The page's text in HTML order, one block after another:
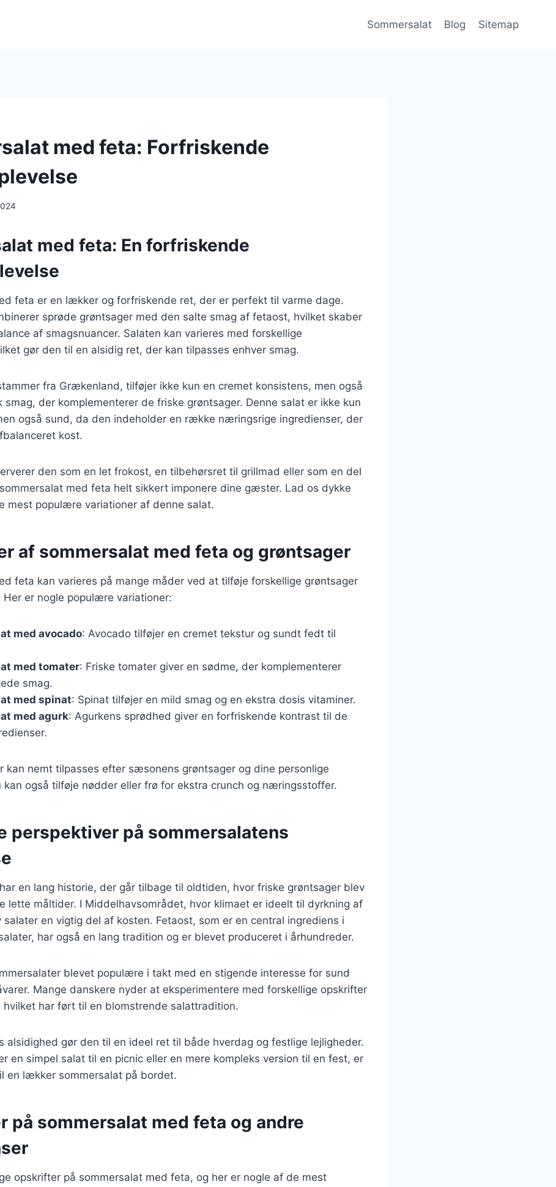
Sommersalat Blog Sitemap
med feta: Forfriskende
med feta: En forfriskende
feta er en lækker og forfriskende ret, der er perfekt til varme dage.
sprøde grøntsager med den salte smag af fetaost, hvilket skaber
af smagsnuancer. Salaten kan varieres med forskellige
gør den til en alsidig ret, der kan tilpasses enhver smag.
fra Grækenland, tilføjer ikke kun en cremet konsistens, men også
smag, der komplementerer de friske grøntsager. Denne salat er ikke kun
også sund, da den indeholder en række næringsrige ingredienser, der
kost.
den som en let frokost, en tilbehørsret til grillmad eller som en del
med feta helt sikkert imponere dine gæster. Lad os dykke
mest populære variationer af denne salat.
af sommersalat med feta og grøntsager
feta kan varieres på mange måder ved at tilføje forskellige grøntsager
Her er nogle populære variationer:
med avocado: Avocado tilføjer en cremet tekstur og sundt fedt til
med tomater: Friske tomater giver en sødme, der komplementerer
smag.
med spinat: Spinat tilføjer en mild smag og en ekstra dosis vitaminer.
med agurk: Agurkens sprødhed giver en forfriskende kontrast til de
kan nemt tilpasses efter sæsonens grøntsager og dine personlige
kan også tilføje nødder eller frø for ekstra crunch og næringsstoffer.
perspektiver på sommersalatens
en lang historie, der går tilbage til oldtiden, hvor friske grøntsager blev
lette måltider. I Middelhavsområdet, hvor klimaet er ideelt til dyrkning af
salater en vigtig del af kosten. Fetaost, som er en central ingrediens i
har også en lang tradition og er blevet produceret i århundreder.
blevet populære i takt med en stigende interesse for sund
Mange danskere nyder at eksperimentere med forskellige opskrifter
hvilket har ført til en blomstrende salattradition.
alsidighed gør den til en ideel ret til både hverdag og festlige lejligheder.
en simpel salat til en picnic eller en mere kompleks version til en fest, er
en lækker sommersalat på bordet.
på sommersalat med feta og andre
opskrifter på sommersalat med feta, og her er nogle af de mest